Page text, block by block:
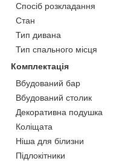
Спосіб розкладання
Стан
Тип дивана
Тип спального місця
Комплектація
Вбудований бар
Вбудований столик
Декоративна подушка
Коліщата
Ніша для білизни
Підлокітники